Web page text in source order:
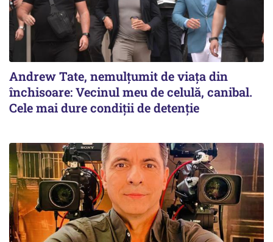
Andrew Tate, nemulțumit de viața din
închisoare: Vecinul meu de celulă, canibal.
Cele mai dure condiții de detenție